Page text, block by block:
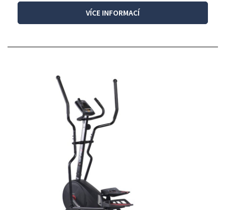
VÍCE INFORMACÍ